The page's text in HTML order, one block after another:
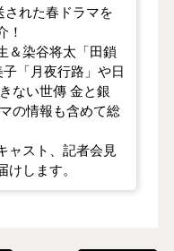
された春ドラマを
！
＆染谷将太「田鎖
「月夜行路」や日
ない世傳 金と銀
の情報も含めて総
ャスト、記者会見
します。